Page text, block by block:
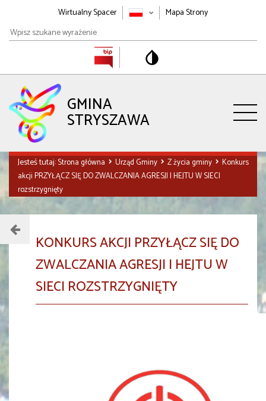
Wirtualny Spacer
Mapa Strony
Wpisz
szukane
GMINA
STRYSZAWA
Jesteś tutaj:Strona główna Urząd Gminy Z życia gminy
Konkurs
akcji PRZYŁĄCZ SIĘ DO ZWALCZANIA AGRESJI I HEJTU W SIECI
rozstrzygnięty
Menu
KONKURS AKCJI PRZYŁĄCZ SIĘ DO
ZWALCZANIA AGRESJI I HEJTU W
SIECI ROZSTRZYGNIĘTY